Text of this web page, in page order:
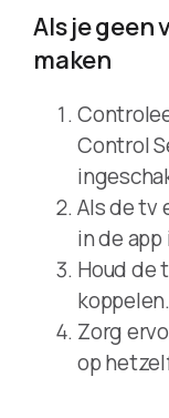
Als je geen
maken
Control
Als de tv
in de app
Houd de
koppelen.
Zorg
op